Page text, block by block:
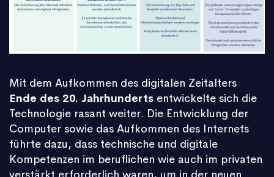
Mit dem Aufkommen des digitalen Zeitalters
Ende des 20. Jahrhunderts entwickelte sich die
Technologie rasant weiter. Die Entwicklung der
Computer sowie das Aufkommen des Internets
führte dazu, dass technische und digitale
Kompetenzen im beruflichen wie auch im privaten